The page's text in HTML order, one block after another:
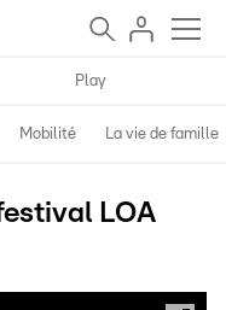
Play
Mobilité La vie de famille
LOA